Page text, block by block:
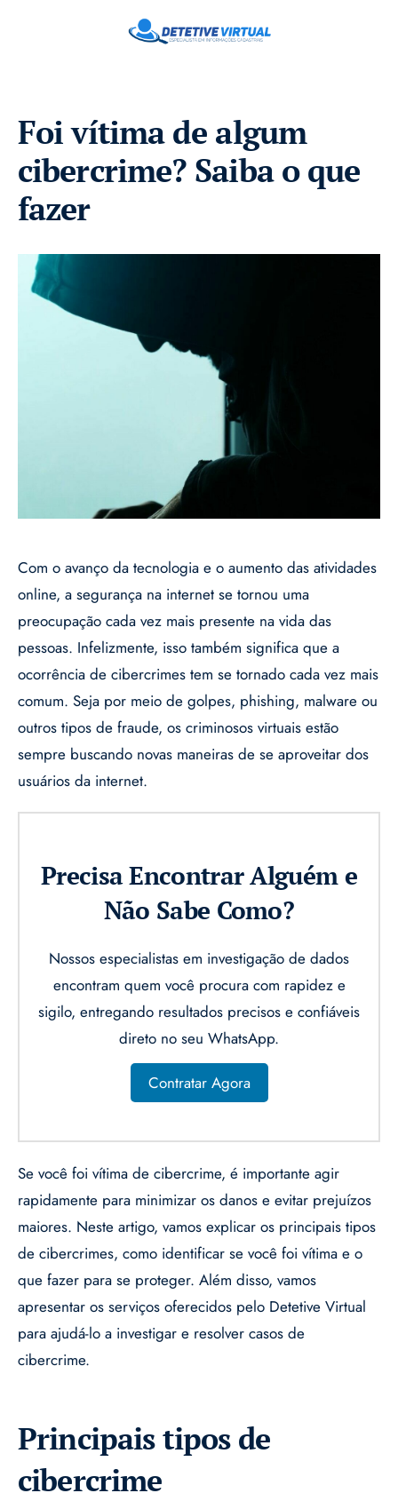
Foi vítima de algum
cibercrime? Saiba o que
fazer
Com o avanço da tecnologia e o aumento das atividades
online, a segurança na internet se tornou uma
preocupação cada vez mais presente na vida das
pessoas. Infelizmente, isso também significa que a
ocorrência de cibercrimes tem se tornado cada vez mais
comum. Seja por meio de golpes, phishing, malware ou
outros tipos de fraude, os criminosos virtuais estão
sempre buscando novas maneiras de se aproveitar dos
usuários da internet.
Precisa Encontrar Alguém e
Não Sabe Como?
Nossos especialistas em investigação de dados
encontram quem você procura com rapidez e
sigilo, entregando resultados precisos e confiáveis
direto no seu WhatsApp.
Contratar Agora
Se você foi vítima de cibercrime, é importante agir
rapidamente para minimizar os danos e evitar prejuízos
maiores. Neste artigo, vamos explicar os principais tipos
de cibercrimes, como identificar se você foi vítima e o
que fazer para se proteger. Além disso, vamos
apresentar os serviços oferecidos pelo Detetive Virtual
para ajudá-lo a investigar e resolver casos de
cibercrime.
Principais tipos de
cibercrime